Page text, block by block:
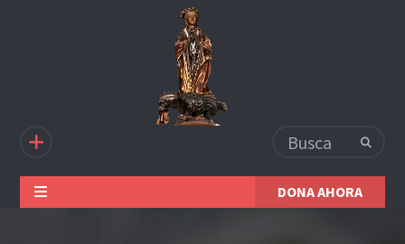
DONA AHORA